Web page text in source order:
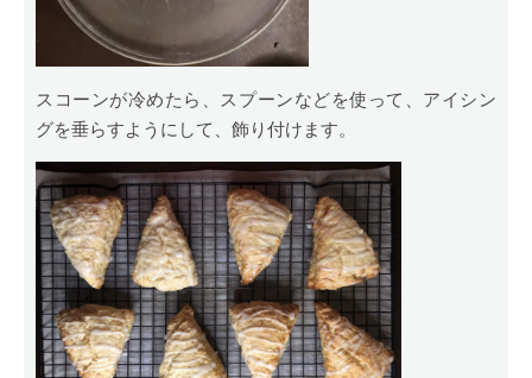
スコーンが冷めたら、スプーンなどを使って、アイシン
グを垂らすようにして、飾り付けます。